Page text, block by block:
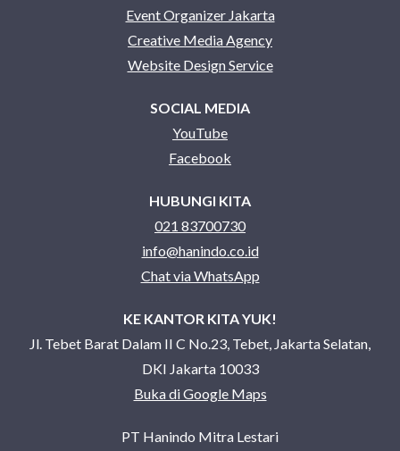
Event Organizer Jakarta
Creative Media Agency
Website Design Service
SOCIAL MEDIA
YouTube
Facebook
HUBUNGI KITA
021 83700730
info@hanindo.co.id
Chat via WhatsApp
KE KANTOR KITA YUK!
Jl. Tebet Barat Dalam II C No.23, Tebet, Jakarta Selatan,
DKI Jakarta 10033
Buka di Google Maps
PT Hanindo Mitra Lestari